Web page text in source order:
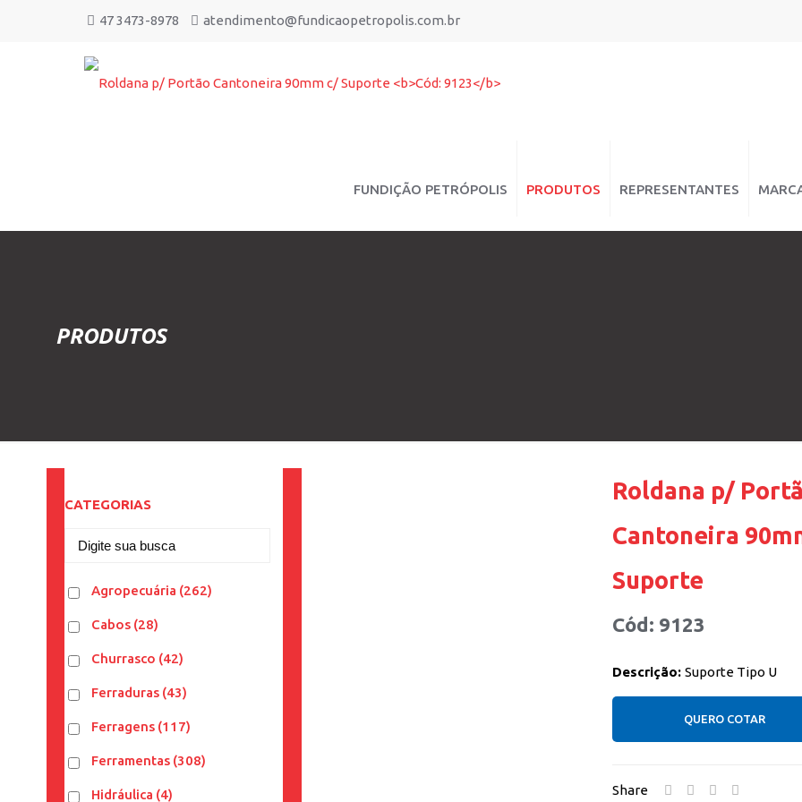
47 3473-8978 atendimento@fundicaopetropolis.com.br
FUNDIÇÃO PETRÓPOLIS PRODUTOS REPRESENTANTES
PRODUTOS
Roldana p/
Cantoneira
Suporte
Cód: 9123
Descrição: Suporte Tipo U
QUERO COTAR
Share
CATEGORIAS
Agropecuária (262)
Cabos (28)
Churrasco (42)
Ferraduras (43)
Ferragens (117)
Ferramentas (308)
Hidráulica (4)